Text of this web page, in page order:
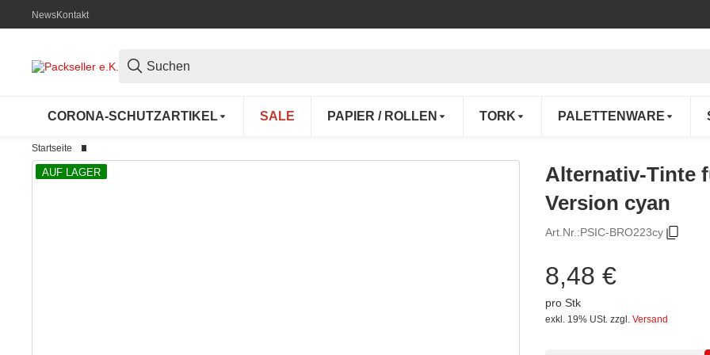
NewsKontakt
CORONA-SCHUTZARTIKEL SALE PAPIER / ROLLEN TORK PALETTENWARE
Startseite
AUF LAGER
Alternativ-Tinte
Version cyan
Art.Nr.:PSIC-BRO223cy
8,48 €
pro Stk
exkl. 19% USt. zzgl. Versand